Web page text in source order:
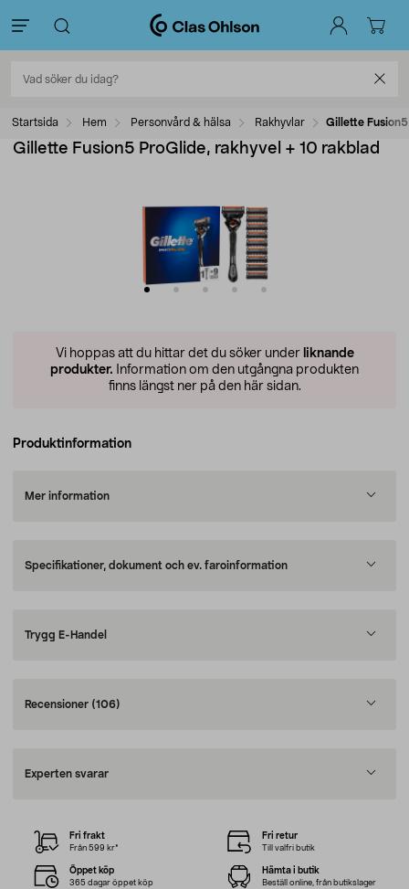
Startsida Hem Personvård & hälsa Rakhyvlar Gillette
Gillette Fusion5 ProGlide, rakhyvel + 10 rakblad
Vi hoppas att du hittar det du söker under liknande
produkter. Information om den utgångna produkten
finns längst ner på den här sidan.
Produktinformation
Mer information
Specifikationer, dokument och ev. faroinformation
Trygg E-Handel
Recensioner (106)
Experten svarar
Fri frakt
Från 599 kr*
Fri retur
Till valfri butik
Öppet köp
365 dagar öppet köp
Hämta i butik
Beställ online, från butikslager